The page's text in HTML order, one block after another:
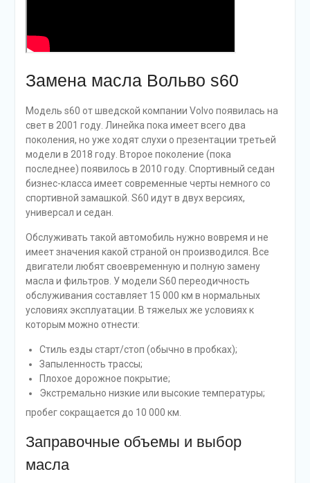
Замена масла Вольво s60
Модель s60 от шведской компании Volvo появилась на
свет в 2001 году. Линейка пока имеет всего два
поколения, но уже ходят слухи о презентации третьей
модели в 2018 году. Второе поколение (пока
последнее) появилось в 2010 году. Спортивный седан
бизнес-класса имеет современные черты немного со
спортивной замашкой. S60 идут в двух версиях,
универсал и седан.
Обслуживать такой автомобиль нужно вовремя и не
имеет значения какой страной он производился. Все
двигатели любят своевременную и полную замену
масла и фильтров. У модели S60 переодичность
обслуживания составляет 15 000 км в нормальных
условиях эксплуатации. В тяжелых же условиях к
которым можно отнести:
Стиль езды старт/стоп (обычно в пробках);
Запыленность трассы;
Плохое дорожное покрытие;
Экстремально низкие или высокие температуры;
пробег сокращается до 10 000 км.
Заправочные объемы и выбор
масла